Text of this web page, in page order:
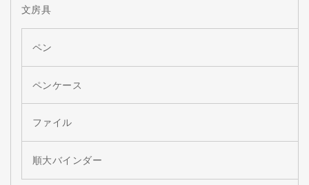
文房具
ペン
ペンケース
ファイル
順大バインダー